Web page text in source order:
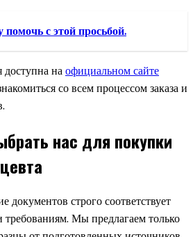
помочь с этой просьбой.
наофициальном сайте
со всем процессом заказа и
нас для покупки
документов строго соответствует
требованиям. Мы предлагаем только